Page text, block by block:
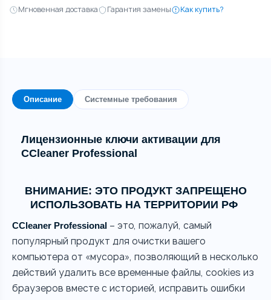
Мгновенная доставка Гарантия замены Как купить?
Описание Системные требования
Лицензионные ключи активации для
CCleaner Professional
ВНИМАНИЕ: ЭТО ПРОДУКТ ЗАПРЕЩЕНО
ИСПОЛЬЗОВАТЬ НА ТЕРРИТОРИИ РФ
CCleaner Professional – это, пожалуй, самый
популярный продукт для очистки вашего
компьютера от «мусора», позволяющий в несколько
действий удалить все временные файлы, cookies из
браузеров вместе с историей, исправить ошибки